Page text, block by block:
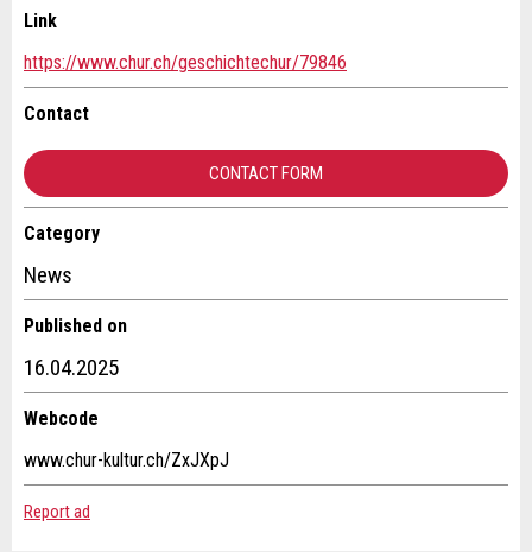
Your feedback is greatly appreciated!
General Feedback
Ad is outdated
Nachricht
Recommend this ad to friends.
* Entry required
Close
Link
https://www.chur.ch/geschichtechur/79846
Contact
CONTACT FORM
Contact
Write a message for all people to contact for this ad.
Category
News
Published on
16.04.2025
Webcode
www.chur-kultur.ch/ZxJXpJ
Report ad